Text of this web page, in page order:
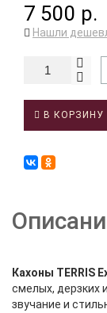
7 500 р.
Нашли
В КОРЗИНУ
Кахоны TERRIS
смелых, дерзких
звучание и